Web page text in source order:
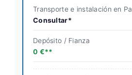
Transporte e instalación en
Consultar*
Depósito / Fianza
0 €**